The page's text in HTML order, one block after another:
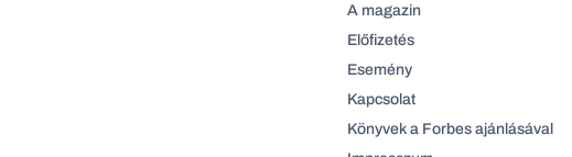
A magazin
Előfizetés
Esemény
Kapcsolat
Könyvek a Forbes ajánlásával